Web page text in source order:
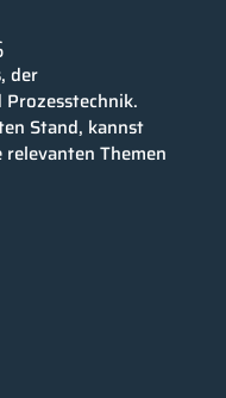
der
Stand, kannst
Themen